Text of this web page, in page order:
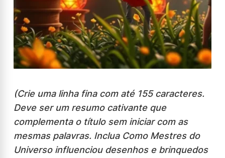
(Crie uma linha fina com até 155 caracteres.
Deve ser um resumo cativante que
complementa o título sem iniciar com as
mesmas palavras. Inclua Como Mestres do
Universo influenciou desenhos e brinquedos